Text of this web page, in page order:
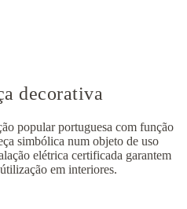
decorativa
popular portuguesa com função
simbólica num objeto de uso
elétrica certificada garantem
em interiores.